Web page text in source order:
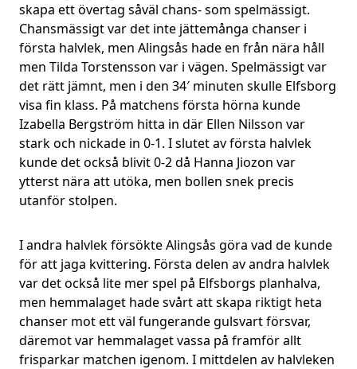
skapa ett övertag såväl chans- som spelmässigt.
Chansmässigt var det inte jättemånga chanser i
första halvlek, men Alingsås hade en från nära håll
men Tilda Torstensson var i vägen. Spelmässigt var
det rätt jämnt, men i den 34′ minuten skulle Elfsborg
visa fin klass. På matchens första hörna kunde
Izabella Bergström hitta in där Ellen Nilsson var
stark och nickade in 0-1. I slutet av första halvlek
kunde det också blivit 0-2 då Hanna Jiozon var
ytterst nära att utöka, men bollen snek precis
utanför stolpen.
I andra halvlek försökte Alingsås göra vad de kunde
för att jaga kvittering. Första delen av andra halvlek
var det också lite mer spel på Elfsborgs planhalva,
men hemmalaget hade svårt att skapa riktigt heta
chanser mot ett väl fungerande gulsvart försvar,
däremot var hemmalaget vassa på framför allt
frisparkar matchen igenom. I mittdelen av halvleken